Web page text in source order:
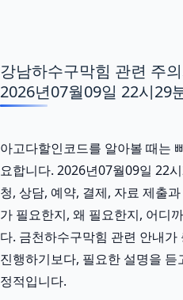
강남하수구막힘 관련 주
2026년07월09일 22시29
아고다할인코드를 알아볼 때는
요합니다. 2026년07월09일 22
청, 상담, 예약, 결제, 자료 제출
가 필요한지, 왜 필요한지, 어디
다. 금천하수구막힘 관련 안내
진행하기보다, 필요한 설명을
정적입니다.